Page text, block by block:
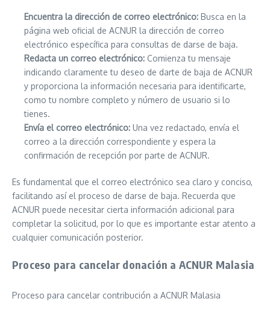
Encuentra la dirección de correo electrónico: Busca en la
página web oficial de ACNUR la dirección de correo
electrónico específica para consultas de darse de baja.
Redacta un correo electrónico: Comienza tu mensaje
indicando claramente tu deseo de darte de baja de ACNUR
y proporciona la información necesaria para identificarte,
como tu nombre completo y número de usuario si lo
tienes.
Envía el correo electrónico: Una vez redactado, envía el
correo a la dirección correspondiente y espera la
confirmación de recepción por parte de ACNUR.
Es fundamental que el correo electrónico sea claro y conciso,
facilitando así el proceso de darse de baja. Recuerda que
ACNUR puede necesitar cierta información adicional para
completar la solicitud, por lo que es importante estar atento a
cualquier comunicación posterior.
Proceso para cancelar donación a ACNUR Malasia
Proceso para cancelar contribución a ACNUR Malasia